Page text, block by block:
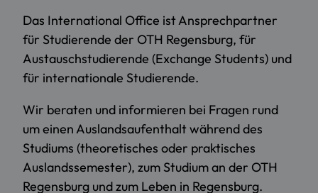
Das International Office ist Ansprechpartner
für Studierende der OTH Regensburg, für
Austauschstudierende (Exchange Students) und
für internationale Studierende.
Wir beraten und informieren bei Fragen rund
um einen Auslandsaufenthalt während des
Studiums (theoretisches oder praktisches
Auslandssemester), zum Studium an der OTH
Regensburg und zum Leben in Regensburg.